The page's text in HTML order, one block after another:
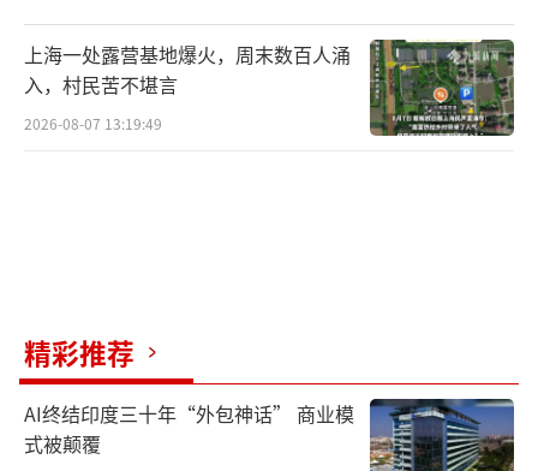
上海一处露营基地爆火，周末数百人涌
入，村民苦不堪言
2026-08-07 13:19:49
精彩推荐
AI终结印度三十年“外包神话” 商业模
式被颠覆